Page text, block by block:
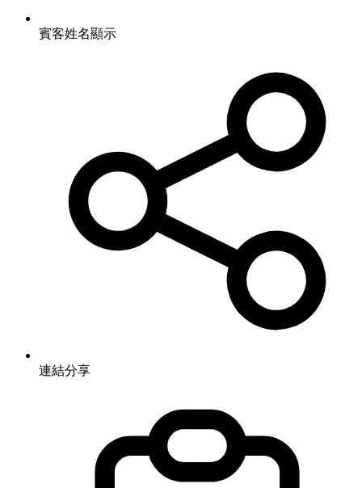
賓客姓名顯示
連結分享